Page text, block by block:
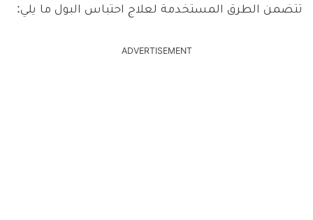
تتضمن الطرق المستخدمة لعلاج احتباس البول ما يلي:
ADVERTISEMENT